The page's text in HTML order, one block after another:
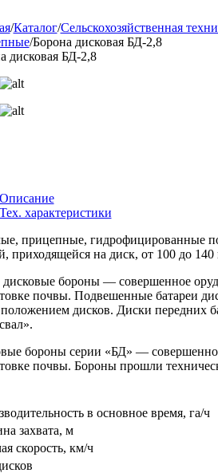
/Каталог/Сельскохозяйственная
/Борона дисковая БД-2,8
дисковая БД-2,8
Описание
Тех. характеристики
прицепные, гидрофицированные
приходящейся на диск, от 100 до
дисковые бороны — совершенное
почвы. Подвешенные батареи
положением дисков. Диски передних
бороны серии «БД» —
почвы. Бороны прошли
в основное время, га/ч
захвата, м
скорость, км/ч